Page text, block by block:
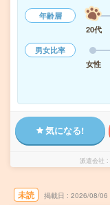
年齢層
20代
男女比率
女性
気になる!
派遣会社
未読 掲載日 2026/08/06